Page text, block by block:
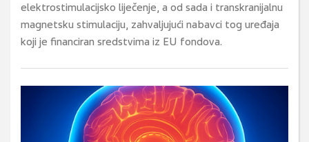
elektrostimulacijsko liječenje, a od sada i transkranijalnu
magnetsku stimulaciju, zahvaljujući nabavci tog uređaja
koji je financiran sredstvima iz EU fondova.